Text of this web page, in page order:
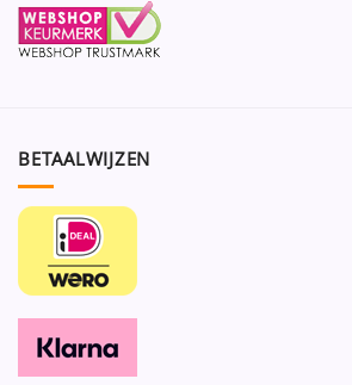
BETAALWIJZEN